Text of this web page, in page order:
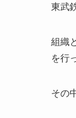
東武
組織
を行
その